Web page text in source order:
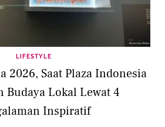
LIFESTYLE
2026, Saat Plaza Indonesia
Budaya Lokal Lewat 4
Inspiratif